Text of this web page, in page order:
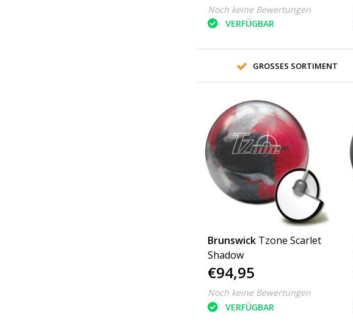
Noch keine Bewertungen
VERFÜGBAR
GROSSES SORTIMENT
Brunswick Tzone Scarlet
Shadow
€94,95
Noch keine Bewertungen
VERFÜGBAR